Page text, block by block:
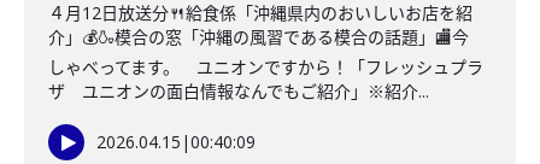
４月12日放送分🍴給食係「沖縄県内のおいしいお店を紹
介」💰🍶模合の窓「沖縄の風習である模合の話題」🏬今
しゃべってます。 ユニオンですから！「フレッシュプラ
ザ ユニオンの面白情報なんでもご紹介」※紹介...
2026.04.15 |00:40:09